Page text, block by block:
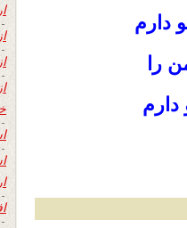
دارم
را
دارم